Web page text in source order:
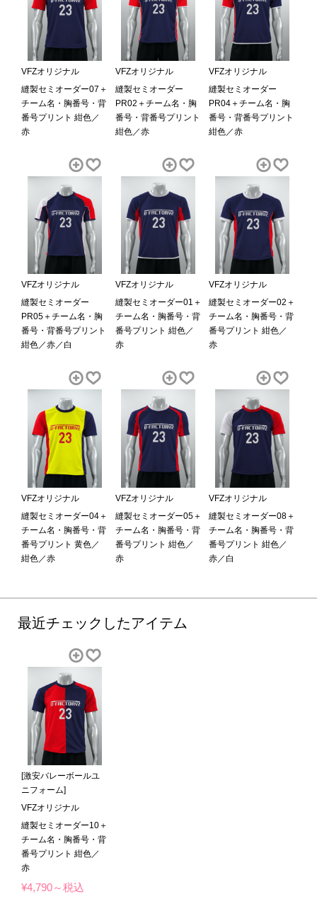
VFZオリジナル
縫製セミオーダー07＋
チーム名・胸番号・背
番号プリント 紺色／
赤
VFZオリジナル
縫製セミオーダー
PR02＋チーム名・胸
番号・背番号プリント
紺色／赤
VFZオリジナル
縫製セミオーダー
PR04＋チーム名・胸
番号・背番号プリント
紺色／赤
VFZオリジナル
縫製セミオーダー
PR05＋チーム名・胸
番号・背番号プリント
紺色／赤／白
VFZオリジナル
縫製セミオーダー01＋
チーム名・胸番号・背
番号プリント 紺色／
赤
VFZオリジナル
縫製セミオーダー02＋
チーム名・胸番号・背
番号プリント 紺色／
赤
VFZオリジナル
縫製セミオーダー04＋
チーム名・胸番号・背
番号プリント 黄色／
紺色／赤
VFZオリジナル
縫製セミオーダー05＋
チーム名・胸番号・背
番号プリント 紺色／
赤
VFZオリジナル
縫製セミオーダー08＋
チーム名・胸番号・背
番号プリント 紺色／
赤／白
最近チェックしたアイテム
[激安バレーボールユ
ニフォーム]
VFZオリジナル
縫製セミオーダー10＋
チーム名・胸番号・背
番号プリント 紺色／
赤
¥4,790～税込